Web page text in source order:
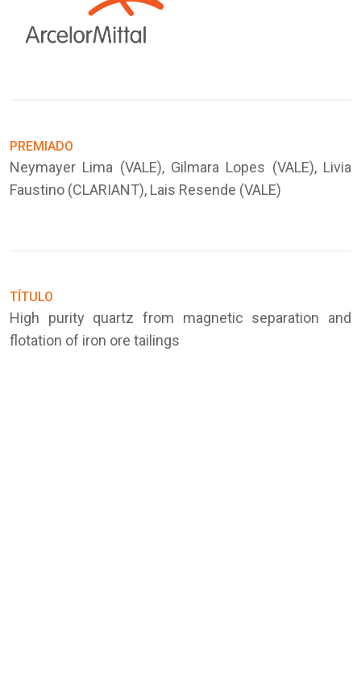
PREMIADO
Neymayer Lima (VALE), Gilmara Lopes (VALE), Livia
Faustino (CLARIANT), Lais Resende (VALE)
TÍTULO
High purity quartz from magnetic separation and
flotation of iron ore tailings